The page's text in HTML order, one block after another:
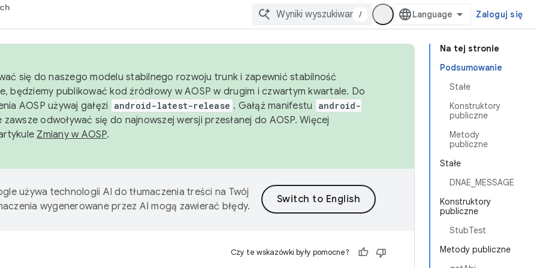
/ Zaloguj się
Na tej stronie
Podsumowanie
Stałe
Konstruktory
publiczne
Metody
publiczne
Stałe
DNAE_MESSAGE
Konstruktory
publiczne
StubTest
Metody publiczne
się do naszego modelu stabilnego rozwoju trunk i zapewnić stabilność
będziemy publikować kod źródłowy w AOSP w drugim i czwartym kwartale. Do
AOSP używaj gałęzi
android-latest-release . Gałąź manifestu android-
odwoływać się do najnowszej wersji przesłanej do AOSP. Więcej
Zmiany w AOSP.
używa technologii AI do tłumaczenia treści na Twój
wygenerowane przez AI mogą zawierać błędy.
Czy te wskazówki były pomocne?